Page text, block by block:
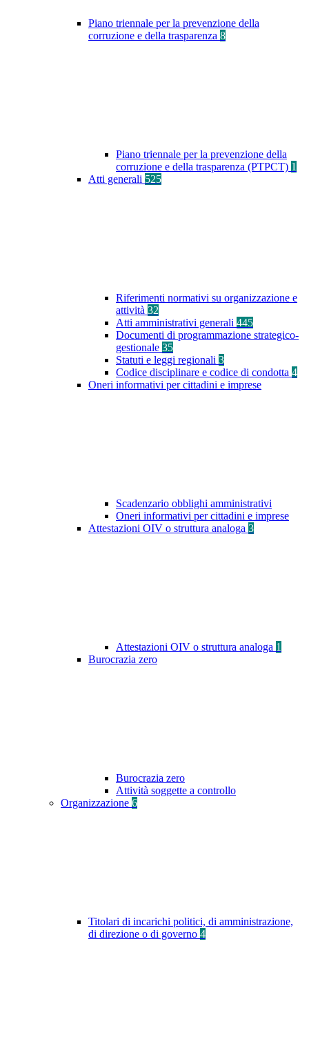
Piano triennale per la prevenzione della
corruzione e della trasparenza 8
Piano triennale per la prevenzione della
corruzione e della trasparenza (PTPCT) 1
Atti generali 525
Riferimenti normativi su organizzazione e
attività 32
Atti amministrativi generali 445
Documenti di programmazione strategico-
gestionale 35
Statuti e leggi regionali 3
Codice disciplinare e codice di condotta 4
Oneri informativi per cittadini e imprese
Scadenzario obblighi amministrativi
Oneri informativi per cittadini e imprese
Attestazioni OIV o struttura analoga 3
Attestazioni OIV o struttura analoga 1
Burocrazia zero
Burocrazia zero
Attività soggette a controllo
Organizzazione 6
Titolari di incarichi politici, di amministrazione,
di direzione o di governo 4